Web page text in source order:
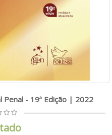
Penal - 19ª Edição | 2022